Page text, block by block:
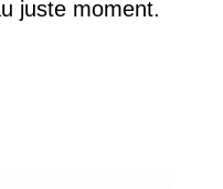
juste moment.